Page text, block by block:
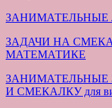
ЗАНИМАТЕЛЬНЫЕ
ЗАДАЧИ НА
МАТЕМАТИКЕ
ЗАНИМАТЕЛЬНЫЕ
И СМЕКАЛКУ для